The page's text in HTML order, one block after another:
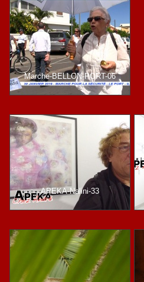
Marche-BELLON-PORT-06
APEKA-Nalini-33